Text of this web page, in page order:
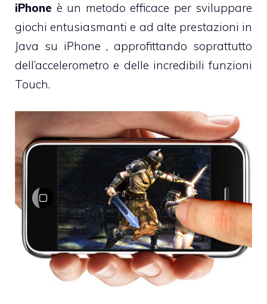
iPhone è un metodo efficace per sviluppare
giochi entusiasmanti e ad alte prestazioni in
Java su iPhone , approfittando soprattutto
dell’accelerometro e delle incredibili funzioni
Touch.